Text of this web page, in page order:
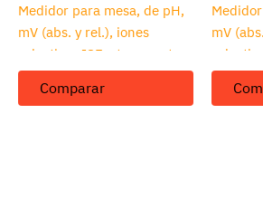
Medidor para mesa, de pH,
mV (abs. y rel.), iones
selectivos ISE y temperatura
Comparar
mV